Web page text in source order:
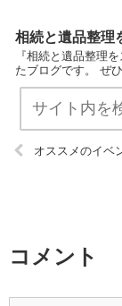
相続と遺品整理
『相続と遺品整理
たブログです。 ぜ
オススメのイベ
コメント